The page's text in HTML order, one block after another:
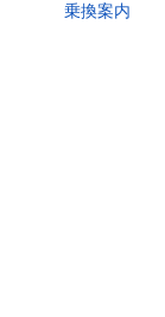
乗換案内